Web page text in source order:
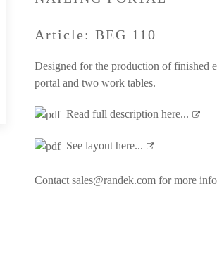
Article: BEG 110
Designed for the production of finished
portal and two work tables.
Read full description here...
See layout here...
Contactsales@randek.comfor more info